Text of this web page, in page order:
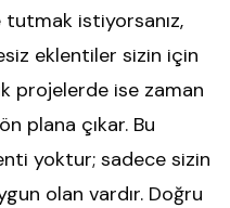
istiyorsanız,
eklentiler sizin için
projelerde ise zaman
plana çıkar. Bu
yoktur; sadece sizin
olan vardır. Doğru